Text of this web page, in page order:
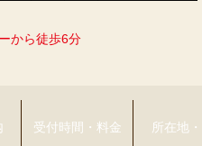
から徒歩6分
受付時間・料金 所在地